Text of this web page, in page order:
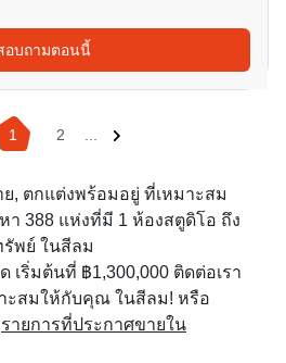
อบถามตอนนี้
1 2 ...
, ตกแต่งพร้อมอยู่ ที่เหมาะสม
388 แห่งที่มี 1 ห้องสตูดิโอ ถึง
พย์ ในสีลม
เริ่มต้นที่ ฿1,300,000 ติดต่อเรา
ะสมให้กับคุณ ในสีลม! หรือ
รายการที่ประกาศขายใน